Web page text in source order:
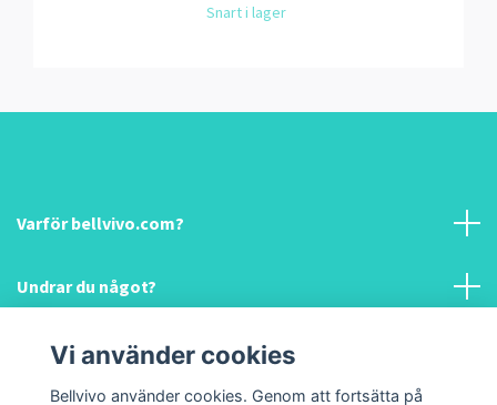
Snart i lager
Varför bellvivo.com?
Undrar du något?
Information & hjälp!
Vi använder cookies
Bellvivo använder cookies. Genom att fortsätta på